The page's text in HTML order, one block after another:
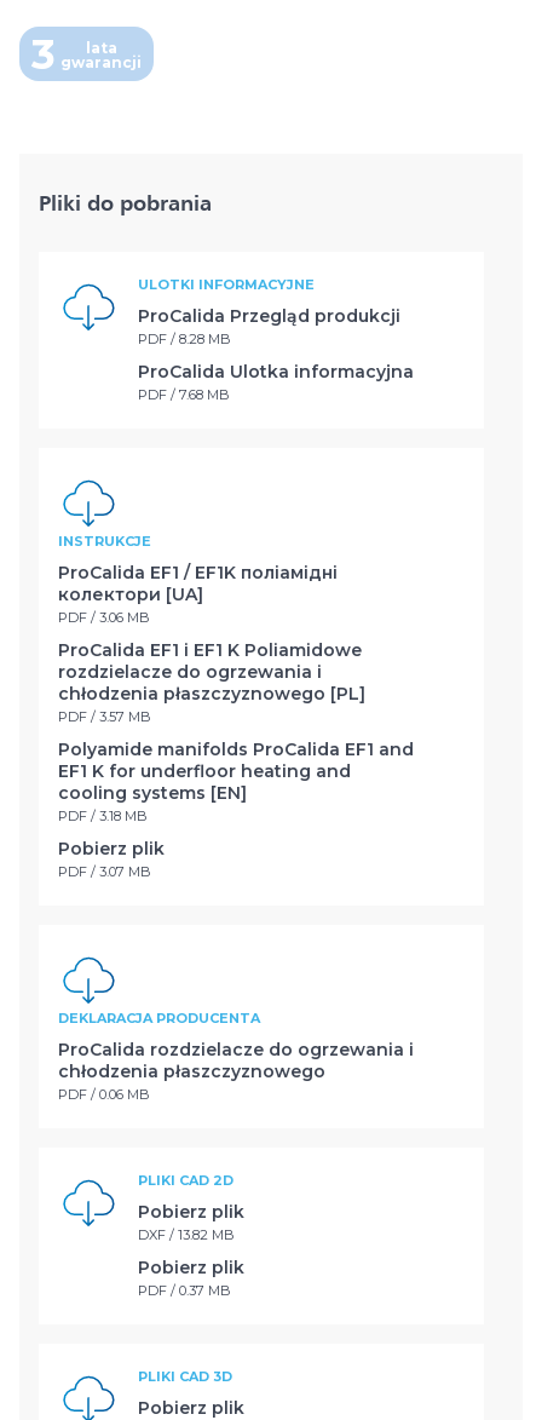
3
lata
gwarancji
Pliki do pobrania
ULOTKI INFORMACYJNE
ProCalida Przegląd produkcji
PDF / 8.28 MB
ProCalida Ulotka informacyjna
PDF / 7.68 MB
INSTRUKCJE
ProCalida EF1 / EF1K поліамідні
колектори [UA]
PDF / 3.06 MB
ProCalida EF1 i EF1 K Poliamidowe
rozdzielacze do ogrzewania i
chłodzenia płaszczyznowego [PL]
PDF / 3.57 MB
Polyamide manifolds ProCalida EF1 and
EF1 K for underfloor heating and
cooling systems [EN]
PDF / 3.18 MB
Pobierz plik
PDF / 3.07 MB
DEKLARACJA PRODUCENTA
ProCalida rozdzielacze do ogrzewania i
chłodzenia płaszczyznowego
PDF / 0.06 MB
PLIKI CAD 2D
Pobierz plik
DXF / 13.82 MB
Pobierz plik
PDF / 0.37 MB
PLIKI CAD 3D
Pobierz plik